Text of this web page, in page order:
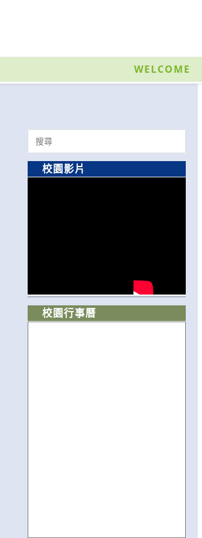
內
WELCOME
Search
for:
校園影片
校園行事曆